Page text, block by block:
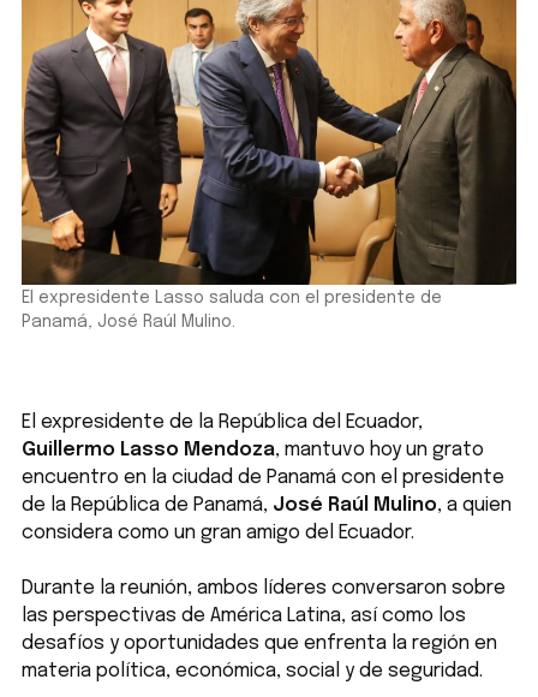
El expresidente Lasso saluda con el presidente de
Panamá, José Raúl Mulino.
El expresidente de la República del Ecuador,
Guillermo Lasso Mendoza, mantuvo hoy un grato
encuentro en la ciudad de Panamá con el presidente
de la República de Panamá, José Raúl Mulino, a quien
considera como un gran amigo del Ecuador.
Durante la reunión, ambos líderes conversaron sobre
las perspectivas de América Latina, así como los
desafíos y oportunidades que enfrenta la región en
materia política, económica, social y de seguridad.